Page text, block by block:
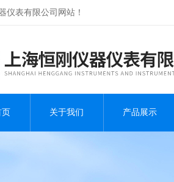
仪表有限公司网站！
页 关于我们 产品展示